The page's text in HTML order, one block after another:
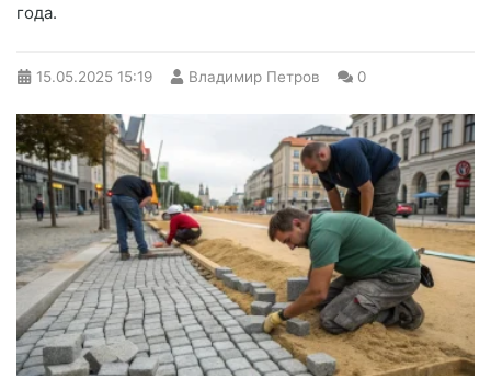
года.
15.05.2025 15:19 Владимир Петров 0